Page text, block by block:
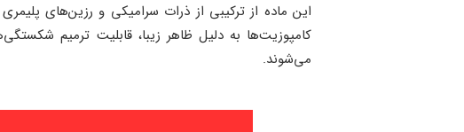
این ماده از ترکیبی از ذرات سرامیکی و رزین‌های
کامپوزیت‌ها به دلیل ظاهر زیبا، قابلیت ترمیم
می‌شوند.